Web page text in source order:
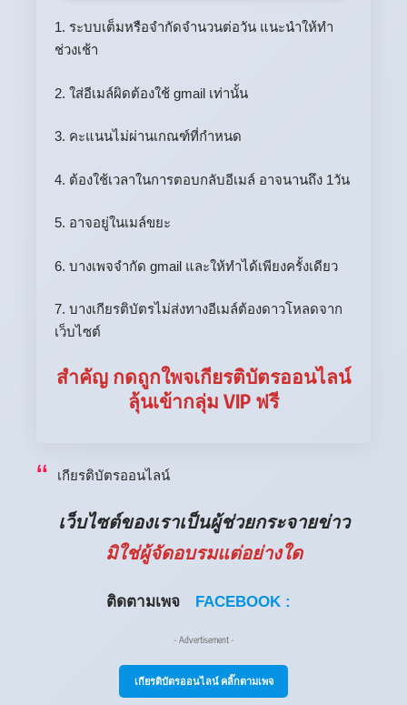
1. ระบบเต็มหรือจำกัดจำนวนต่อวัน แนะนำให้ทำ
ช่วงเช้า
2. ใส่อีเมล์ผิดต้องใช้ gmail เท่านั้น
3. คะแนนไม่ผ่านเกณฑ์ที่กำหนด
4. ต้องใช้เวลาในการตอบกลับอีเมล์ อาจนานถึง 1วัน
5. อาจอยู่ในเมล์ขยะ
6. บางเพจจำกัด gmail และให้ทำได้เพียงครั้งเดียว
7. บางเกียรติบัตรไม่ส่งทางอีเมล์ต้องดาวโหลดจาก
เว็บไซต์
สำคัญ กดถูกใพจเกียรติบัตรออนไลน์
ลุ้นเข้ากลุ่ม VIP ฟรี
เกียรติบัตรออนไลน์
เว็บไซต์ของเราเป็นผู้ช่วยกระจายข่าว
มิใช่ผู้จัดอบรมแต่อย่างใด
ติดตามเพจ FACEBOOK :
- Advertisement -
เกียรติบัตรออนไลน์ คลิ๊กตามเพจ